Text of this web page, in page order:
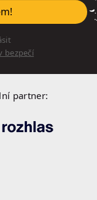
bezpečí
partner: